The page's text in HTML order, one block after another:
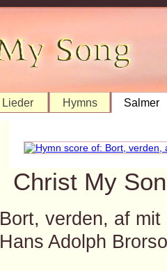
Lieder Hymns Salmer
Christ My
Bort, verden, af
Hans Adolph